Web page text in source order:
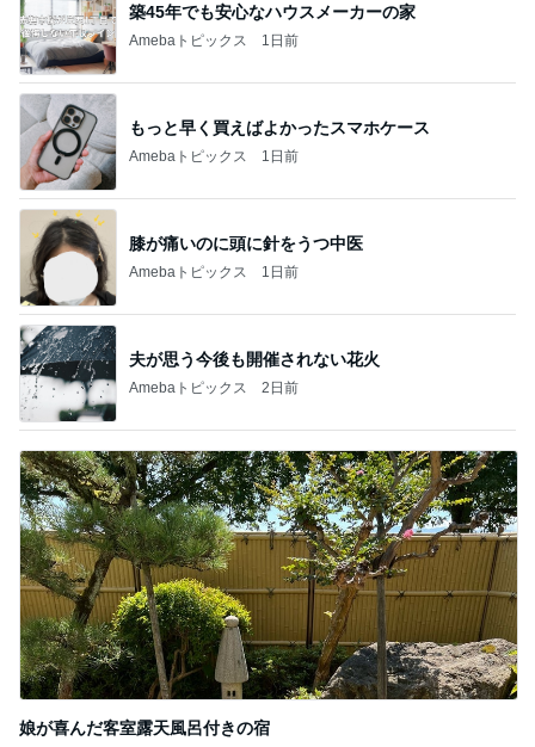
築45年でも安心なハウスメーカーの家
Amebaトピックス 1日前
もっと早く買えばよかったスマホケース
Amebaトピックス 1日前
膝が痛いのに頭に針をうつ中医
Amebaトピックス 1日前
夫が思う今後も開催されない花火
Amebaトピックス 2日前
娘が喜んだ客室露天風呂付きの宿